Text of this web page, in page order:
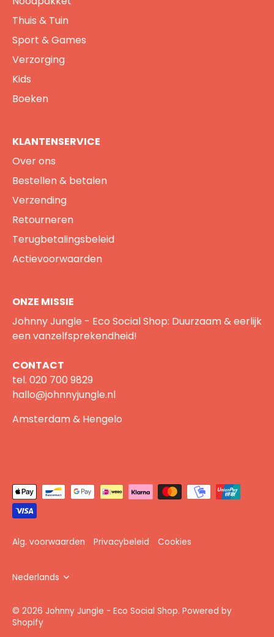
Thuis & Tuin
Sport & Games
Verzorging
Kids
Boeken
KLANTENSERVICE
Over ons
Bestellen & betalen
Verzending
Retourneren
Terugbetalingsbeleid
Actievoorwaarden
ONZE MISSIE
Johnny Jungle - Eco Social Shop: Duurzaam & eerlijk
een vanzelfsprekendheid!
CONTACT
tel. 020 700 9829
hallo@johnnyjungle.nl
Amsterdam & Hengelo
Alg. voorwaarden Privacybeleid Cookies
Taal
Nederlands
© 2026 Johnny Jungle - Eco Social Shop. Powered by
Shopify